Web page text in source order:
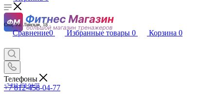
Спб, Ул. Ленская, 18
Сравнение0 Избранные товары 0 Корзина 0
+7 812-458-04-77
Телефоны
+7 812-458-04-77